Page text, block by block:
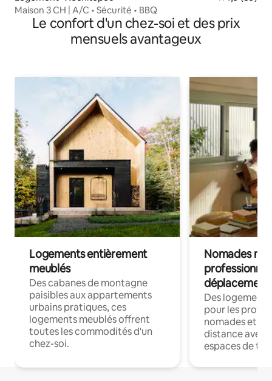
Maison 3 CH | A/C • Sécurité • BBQ
Le confort d'un chez-soi et des prix
mensuels avantageux
Logements entièrement
meublés
Des cabanes de montagne
paisibles aux appartements
urbains pratiques, ces
logements meublés offrent
toutes les commodités d'un
chez-soi.
Nomades
déplacement
Des
pour les
nomades et
distance avec
espaces de